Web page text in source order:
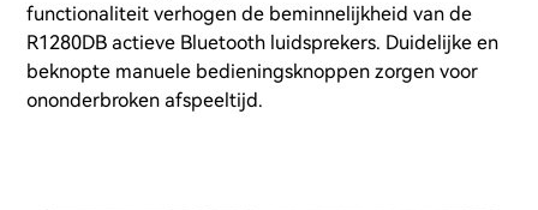
functionaliteit verhogen de beminnelijkheid van de
R1280DB actieve Bluetooth luidsprekers. Duidelijke en
beknopte manuele bedieningsknoppen zorgen voor
ononderbroken afspeeltijd.